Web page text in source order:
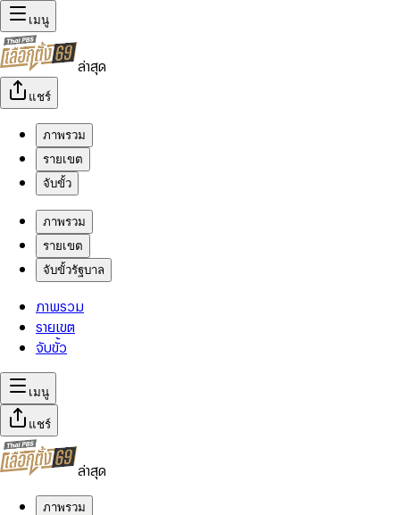
เมนู
ล่าสุด
แชร์
ภาพรวม
รายเขต
จับขั้ว
ภาพรวม
รายเขต
จับขั้วรัฐบาล
ภาพรวม
รายเขต
จับขั้ว
เมนู
แชร์
ล่าสุด
ภาพรวม